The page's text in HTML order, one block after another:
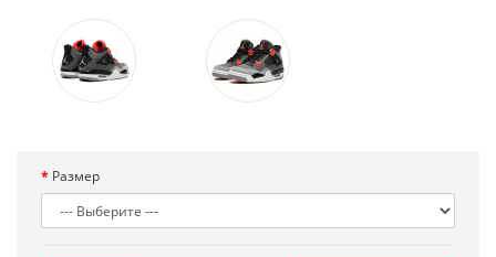
Размер